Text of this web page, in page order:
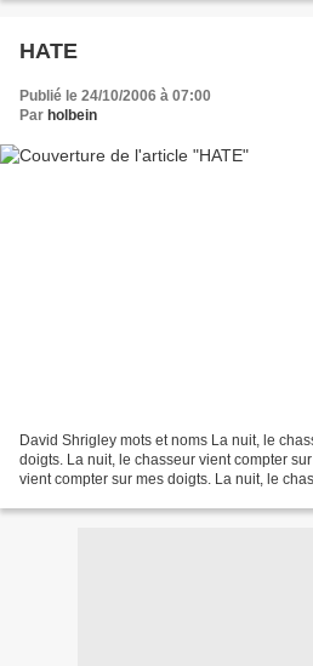
HATE
Publié le 24/10/2006 à 07:00
Par holbein
David Shrigley mots et noms La nuit, le
doigts. La nuit, le chasseur vient compter
vient compter sur mes doigts. La nuit, le